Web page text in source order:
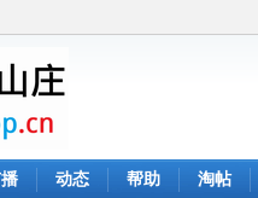
动态 帮助 淘帖